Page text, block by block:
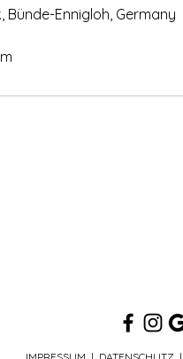
Bünde-Ennigloh, Germany